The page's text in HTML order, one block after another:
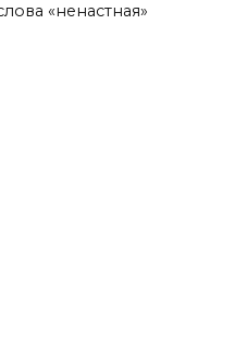
«ненастная»